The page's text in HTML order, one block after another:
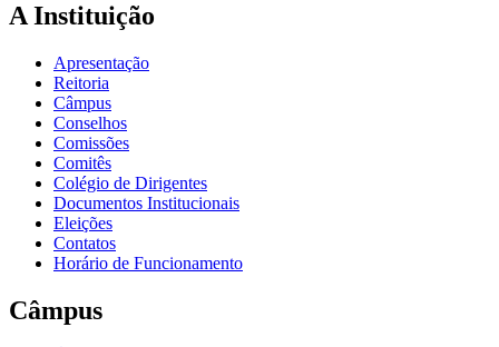
A Instituição
Apresentação
Reitoria
Câmpus
Conselhos
Comissões
Comitês
Colégio de Dirigentes
Documentos Institucionais
Eleições
Contatos
Horário de Funcionamento
Câmpus